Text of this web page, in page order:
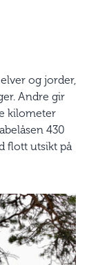
og jorder,
Andre gir
kilometer
430
flott utsikt på